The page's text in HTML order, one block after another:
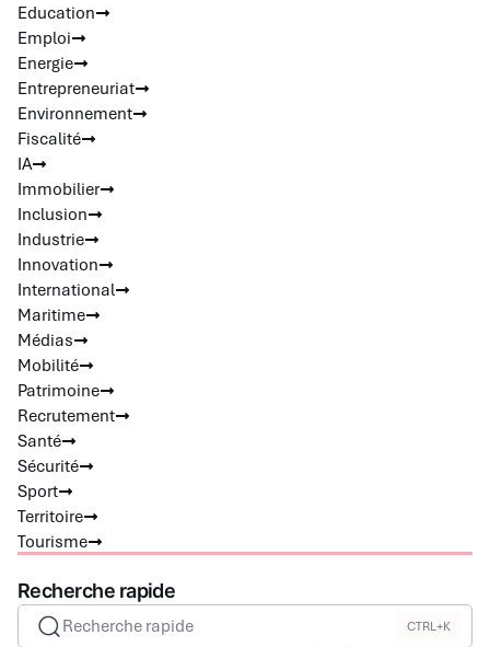
Education
Emploi
Energie
Entrepreneuriat
Environnement
Fiscalité
IA
Immobilier
Inclusion
Industrie
Innovation
International
Maritime
Médias
Mobilité
Patrimoine
Recrutement
Santé
Sécurité
Sport
Territoire
Tourisme
Recherche rapide
Recherche rapide CTRL+K